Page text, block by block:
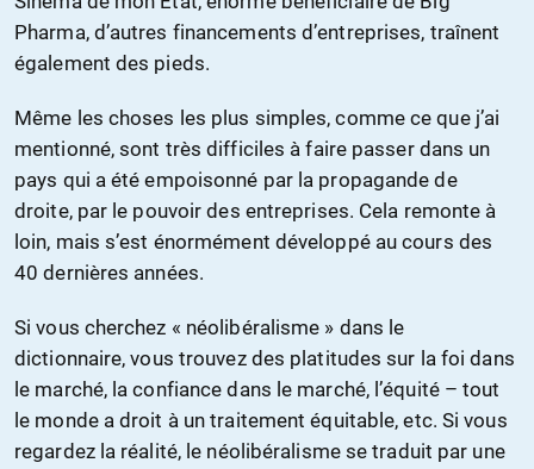
Pharma, d’autres financements d’entreprises, traînent
également des pieds.
Même les choses les plus simples, comme ce que j’ai
mentionné, sont très difficiles à faire passer dans un
pays qui a été empoisonné par la propagande de
droite, par le pouvoir des entreprises. Cela remonte à
loin, mais s’est énormément développé au cours des
40 dernières années.
Si vous cherchez « néolibéralisme » dans le
dictionnaire, vous trouvez des platitudes sur la foi dans
le marché, la confiance dans le marché, l’équité – tout
le monde a droit à un traitement équitable, etc. Si vous
regardez la réalité, le néolibéralisme se traduit par une